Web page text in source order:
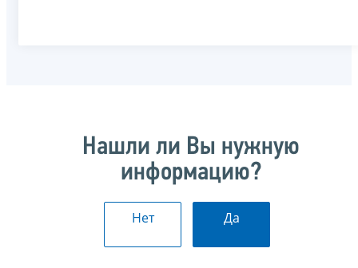
Нашли ли Вы нужную
информацию?
Нет Да